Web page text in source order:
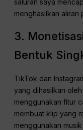
saluran saya
menghasilkan aliran
3.
Bentuk
TikTok dan
yang dihasilkan
menggunakan fitur
membuat klip yang
menggunakan